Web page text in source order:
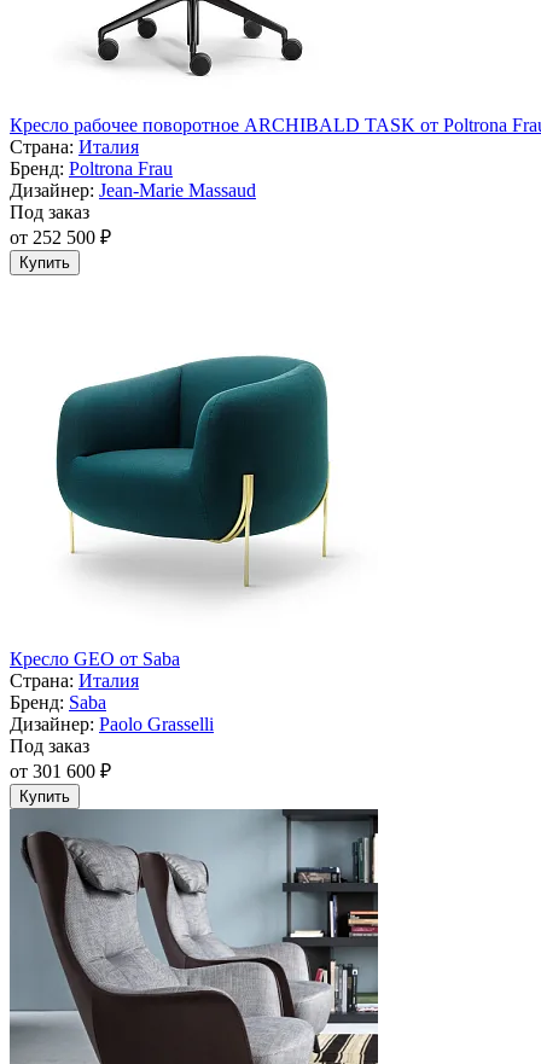
Кресло рабочее поворотное ARCHIBALD TASK от Poltrona
Страна: Италия
Бренд: Poltrona Frau
Дизайнер: Jean-Marie Massaud
Под заказ
от 252 500 ₽
Купить
Кресло GEO от Saba
Страна: Италия
Бренд: Saba
Дизайнер: Paolo Grasselli
Под заказ
от 301 600 ₽
Купить